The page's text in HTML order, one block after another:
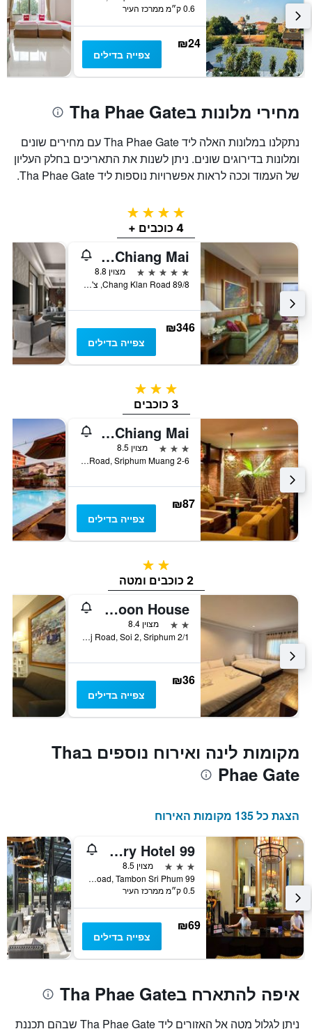
0.6 ק״מ ממרכז העיר
₪24
צפייה בדילים
מחירי מלונות בTha Phae Gate
נתקלנו במלונות האלה ליד Tha Phae Gate עם מחירים שונים
ומלונות בדירוגים שונים. ניתן לשנות את התאריכים בחלק העליון
של העמוד וככה לראות אפשרויות נוספות ליד Tha Phae Gate.
4 כוכבים
4 כוכבים +
Shangri-La Chiang Mai
5 כוכבים
מצוין 8.8
89/8 Chang Klan Road, צ'אנג מאי, תאילנד
₪346
צפייה בדילים
3 כוכבים
3 כוכבים
Hotel M Chiang Mai
3 כוכבים
מצוין 8.5
2-6 Ratchadamnoen Road, Sriphum Muang, צ'אנג מאי, תאילנד
₪87
צפייה בדילים
2 כוכבים
2 כוכבים ומטה
Dozy Lamoon House
2 כוכבים
מצוין 8.4
2/1 Singharaj Road, Soi 2, Sriphum, צ'אנג מאי, תאילנד
₪36
צפייה בדילים
מקומות לינה ואירוח נוספים בTha
Phae Gate
הצגת כל 135 מקומות האירוח
99 The Gallery Hotel
3 כוכבים
מצוין 8.5
99 Inthawarowat Road, Tambon Sri Phum, צ'אנג מאי, תאילנד
0.5 ק״מ ממרכז העיר
₪69
צפייה בדילים
איפה להתארח בTha Phae Gate
ניתן לגלול מטה אל האזורים ליד Tha Phae Gate שבהם תכננת